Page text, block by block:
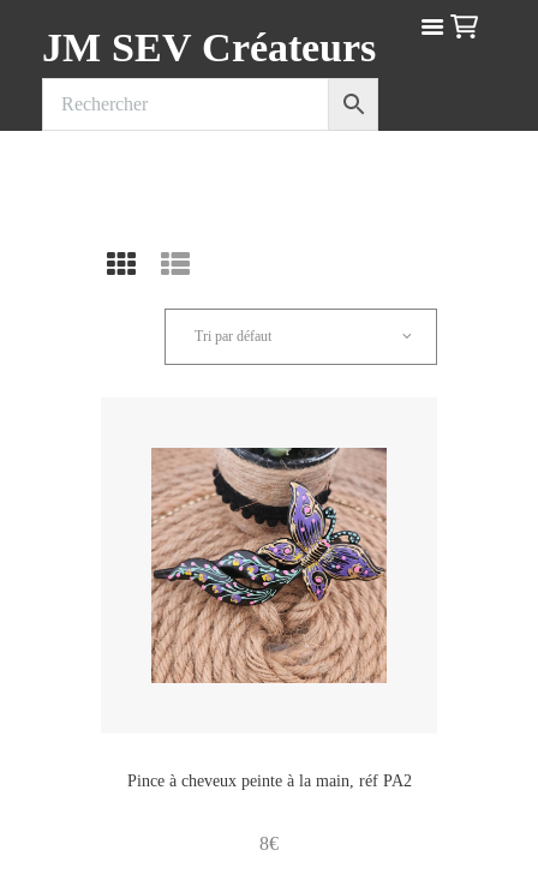
JM SEV Créateurs
Pince à cheveux peinte à la main, réf PA2
8€